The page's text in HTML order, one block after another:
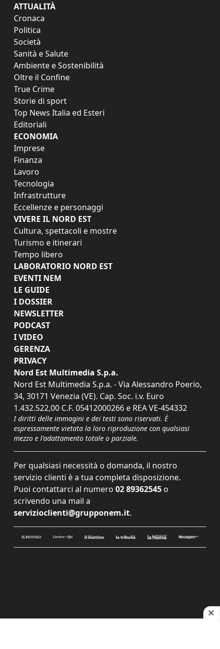
ATTUALITÀ
Cronaca
Politica
Società
Sanità e Salute
Ambiente e Sostenibilità
Oltre il Confine
True Crime
Storie di sport
Top News Italia ed Esteri
Editoriali
ECONOMIA
Imprese
Finanza
Lavoro
Tecnologia
Infrastrutture
Eccellenze e personaggi
VIVERE IL NORD EST
Cultura, spettacoli e mostre
Turismo e itinerari
Tempo libero
LABORATORIO NORD EST
EVENTI NEM
LE GUIDE
I DOSSIER
NEWSLETTER
PODCAST
I VIDEO
GERENZA
PRIVACY
Nord Est Multimedia S.p.a.
Nord Est Multimedia S.p.a. - Via Alessandro Poerio,
34, 30171 Venezia (VE). Cap. Soc. i.v. Euro
1.432.522,00 C.F. 05412000266 e REA VE-454332
I diritti delle immagini e dei testi sono riservati. È
espressamente vietata la loro riproduzione con qualsiasi
mezzo e l'adattamento totale o parziale.
Per qualsiasi necessità o domanda, il nostro
servizio clienti è a tua completa disposizione.
Puoi contattarci al numero 02 89362545 o
scrivendo una mail a
servizioclienti@grupponem.it.